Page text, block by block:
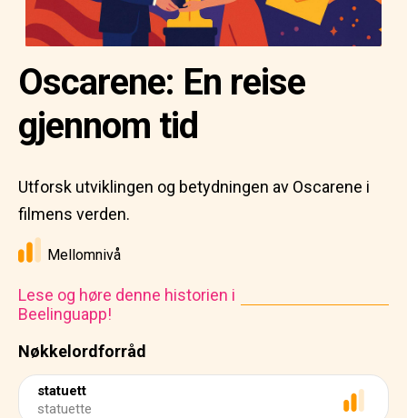
Nøkkelordforråd
statuett
statuette
Oscarene: En reise
gjennom tid
Utforsk utviklingen og betydningen av Oscarene i
filmens verden.
Mellomnivå
Lese og høre denne historien i
Beelinguapp!